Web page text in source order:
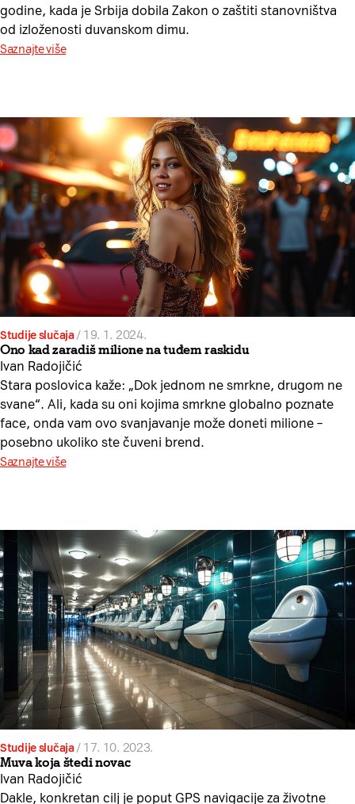
godine, kada je Srbija dobila Zakon o zaštiti stanovništva
od izloženosti duvanskom dimu.
Saznajte više
Studije slučaja/ 19. 1. 2024.
Ono kad zaradiš milione na tuđem raskidu
Ivan Radojičić
Stara poslovica kaže: „Dok jednom ne smrkne, drugom ne
svane“. Ali, kada su oni kojima smrkne globalno poznate
face, onda vam ovo svanjavanje može doneti milione –
posebno ukoliko ste čuveni brend.
Saznajte više
Studije slučaja/ 17. 10. 2023.
Muva koja štedi novac
Ivan Radojičić
Dakle, konkretan cilj je poput GPS navigacije za životne